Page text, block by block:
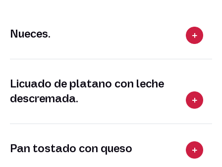
Nueces.
Licuado de platano con leche
descremada.
Pan tostado con queso